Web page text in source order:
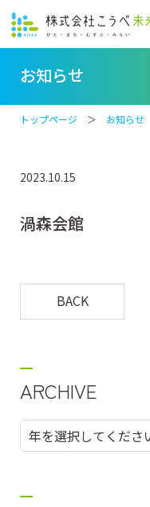
お知らせ
トップページ ＞ お知らせ
2023.10.15
渦森会館
BACK
ARCHIVE